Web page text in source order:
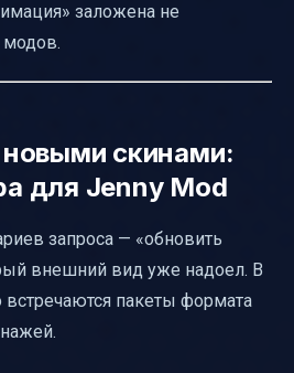
заложена не
модов.
скинами:
для Jenny Mod
запроса — «обновить
внешний вид уже надоел. В
встречаются пакеты формата